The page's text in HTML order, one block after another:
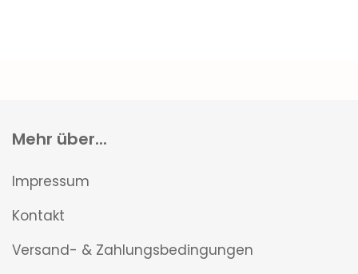
Mehr über...
Impressum
Kontakt
Versand- & Zahlungsbedingungen